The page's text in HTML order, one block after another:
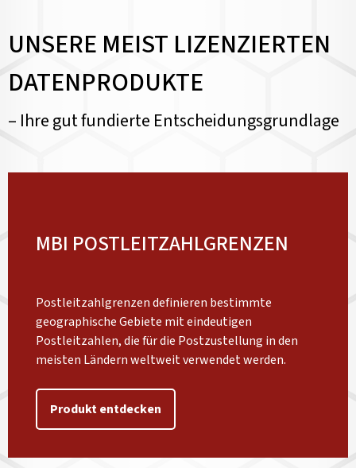
UNSERE MEIST LIZENZIERTEN
DATENPRODUKTE
– Ihre gut fundierte Entscheidungsgrundlage
MBI POSTLEITZAHLGRENZEN
Postleitzahlgrenzen definieren bestimmte
geographische Gebiete mit eindeutigen
Postleitzahlen, die für die Postzustellung in den
meisten Ländern weltweit verwendet werden.
Produkt entdecken